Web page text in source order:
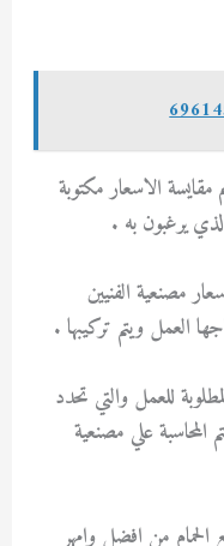
مقايسة الاسعار مكتوبة
يرغبون به .
مصنعية الفنيين
العمل ويتم تركيبها .
للعمل والتي تحدد
المحاسبة علي مصنعية
من افضل وامهر